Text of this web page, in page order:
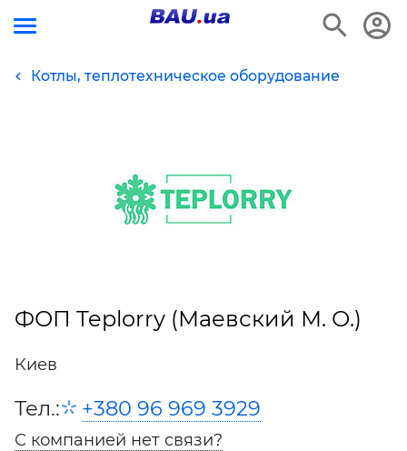
Котлы, теплотехническое оборудование
ФОП Teplorry (Маевский М. О.)
Киев
Тел.: +380 96 969 3929
С компанией нет связи?